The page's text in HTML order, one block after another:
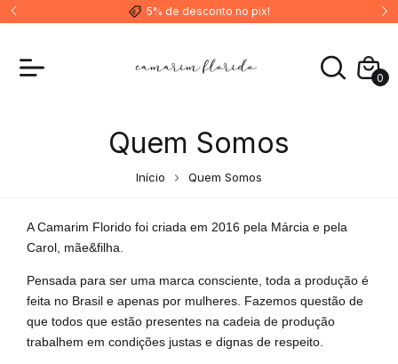
5% de desconto no pix!
0
Quem Somos
Início Quem Somos
A Camarim Florido foi criada em 2016 pela Márcia e pela
Carol, mãe&filha.
Pensada para ser uma marca consciente, toda a produção é
feita no Brasil e apenas por mulheres. Fazemos questão de
que todos que estão presentes na cadeia de produção
trabalhem em condições justas e dignas de respeito.